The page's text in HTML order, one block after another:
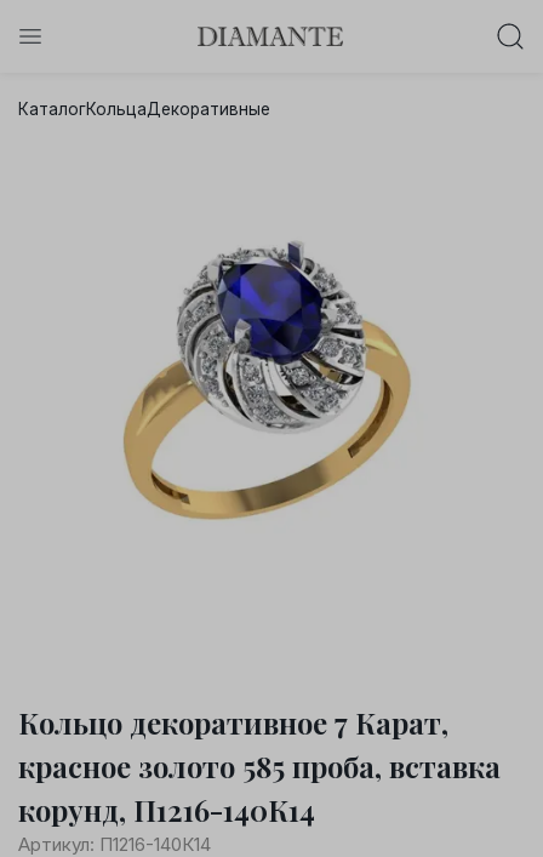
Осталось:
КаталогКольцаДекоративные
Кольцо декоративное 7 Карат,
красное золото 585 проба, вставка
корунд, П1216-140К14
Артикул: П1216-140К14